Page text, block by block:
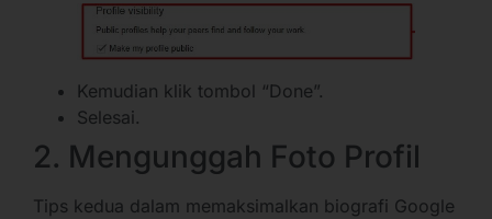
Kemudian klik tombol “Done”.
Selesai.
2. Mengunggah Foto Profil
Tips kedua dalam memaksimalkan biografi Google